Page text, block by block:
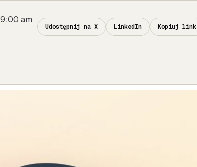
9:00 am
Udostępnij na X LinkedIn Kopiuj link